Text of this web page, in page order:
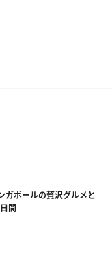
ポールの贅沢グルメと
間